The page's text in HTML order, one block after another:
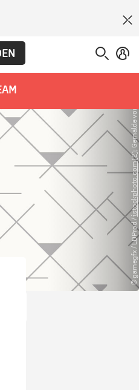
© gamegfx / LDProd /
istockphoto.com
(2); Gemälde von Lucas Cranach der Ältere